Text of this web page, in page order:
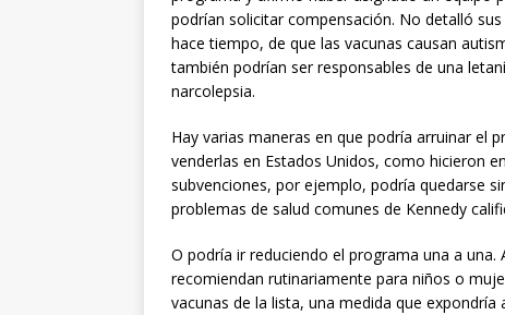
podrían solicitar compensación. No detalló
hace tiempo, de que las vacunas causan
también podrían ser responsables de una
narcolepsia.
Hay varias maneras en que podría arruinar el
venderlas en Estados Unidos, como hicieron
subvenciones, por ejemplo, podría quedarse
problemas de salud comunes de Kennedy
O podría ir reduciendo el programa una a
recomiendan rutinariamente para niños o
vacunas de la lista, una medida que